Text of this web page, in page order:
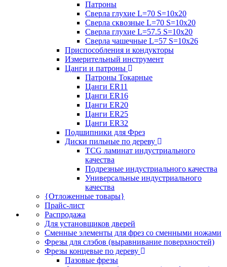
Патроны
Сверла глухие L=70 S=10x20
Сверла сквозные L=70 S=10x20
Сверла глухие L=57.5 S=10x20
Сверла чашечные L=57 S=10x26
Приспособления и кондукторы
Измерительный инструмент
Цанги и патроны
Патроны Токарные
Цанги ER11
Цанги ER16
Цанги ER20
Цанги ER25
Цанги ER32
Подшипники для Фрез
Диски пильные по дереву
TCG ламинат индустриального
качества
Подрезные индустриального качества
Универсальные индустриального
качества
{Отложенные товары}
Прайс-лист
Распродажа
Для установщиков дверей
Сменные элементы для фрез со сменными ножами
Фрезы для слэбов (выравнивание поверхностей)
Фрезы концевые по дереву
Пазовые фрезы